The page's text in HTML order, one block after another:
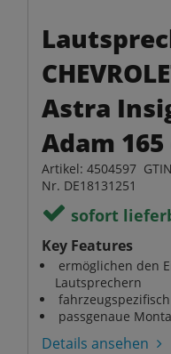
Astra
Adam
Artikel: 4504597
Nr. DE18131251
sofort
Key Features
ermöglichen den
Lautsprechern
fahrzeugspezifisch
passgenaue
Details ansehen